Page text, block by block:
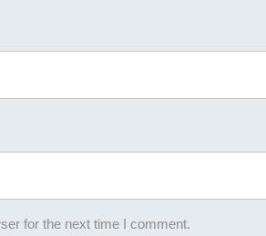
for the next time I comment.